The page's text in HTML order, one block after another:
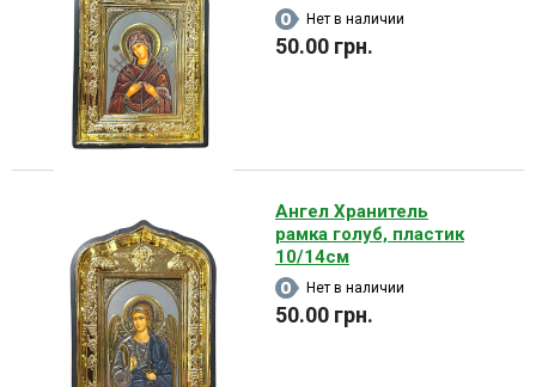
Нет в наличии
50.00 грн.
Ангел Хранитель
рамка голуб, пластик
10/14см
Нет в наличии
50.00 грн.